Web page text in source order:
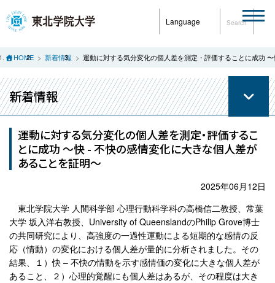
Language Search
HOME 新着情報 運動に対する気分変化の個人差を測定・評価することに成功
新着情報
運動に対する気分変化の個人差を測定・評価するこ
とに成功 〜快 - 不快の感情変化に大きな個人差が
あることを証明〜
2025年06月12日
東北学院大学 人間科学部 心理行動科学科の高橋信二教授、常葉
大学 坂入洋右教授、University of QueenslandのPhilip Grove博士
の共同研究により、高強度の一過性運動による短期的な感情の反
応（情動）の変化における個人差が量的に分析されました。その
結果、１）快 – 不快の情動を示す感情価の変化に大きな個人差が
あること、２）心理的覚醒にも個人差はあるが、その程度は大き